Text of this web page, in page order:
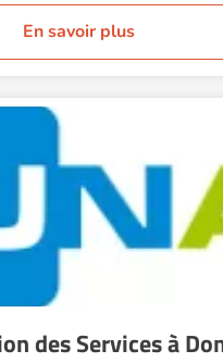
En savoir plus
des Services à